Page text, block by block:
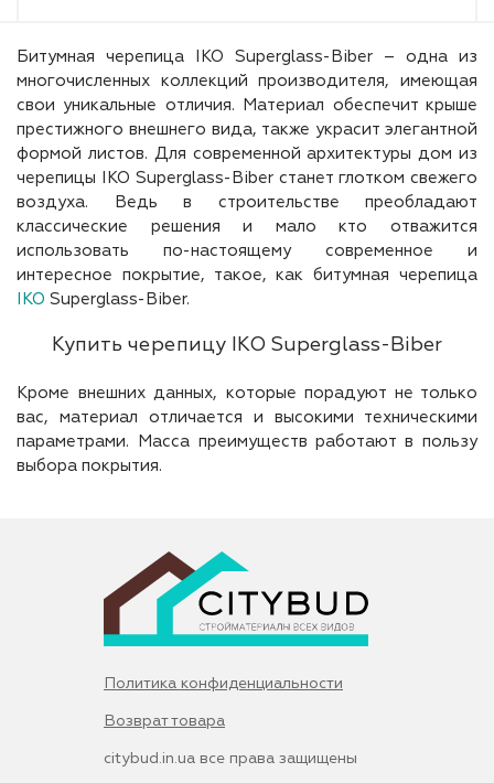
Битумная черепица IKO Superglass-Biber – одна из
многочисленных коллекций производителя, имеющая
свои уникальные отличия. Материал обеспечит крыше
престижного внешнего вида, также украсит элегантной
формой листов. Для современной архитектуры дом из
черепицы IKO Superglass-Biber станет глотком свежего
воздуха. Ведь в строительстве преобладают
классические решения и мало кто отважится
использовать по-настоящему современное и
интересное покрытие, такое, как битумная черепица
IKO Superglass-Biber.
Купить черепицу IKO Superglass-Biber
Кроме внешних данных, которые порадуют не только
вас, материал отличается и высокими техническими
параметрами. Масса преимуществ работают в пользу
выбора покрытия.
Политика конфиденциальности
Возврат товара
citybud.in.ua все права защищены